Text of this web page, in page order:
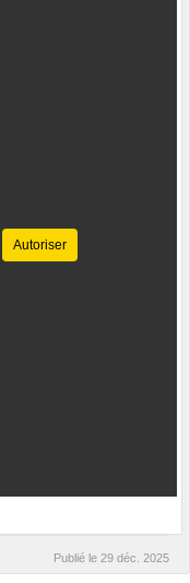
Autoriser
Publié le 29 déc. 2025